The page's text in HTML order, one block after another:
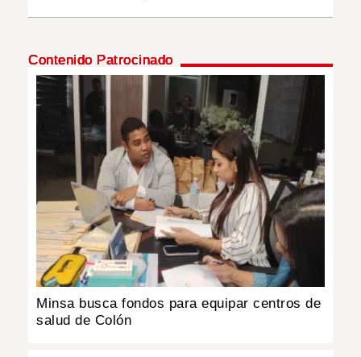
MULTIMEDIA
Contenido Patrocinado
Minsa busca fondos para equipar centros de
salud de Colón